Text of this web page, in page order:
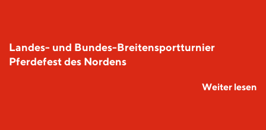
Landes- und Bundes-Breitensportturnier
Pferdefest des Nordens
Weiter lesen